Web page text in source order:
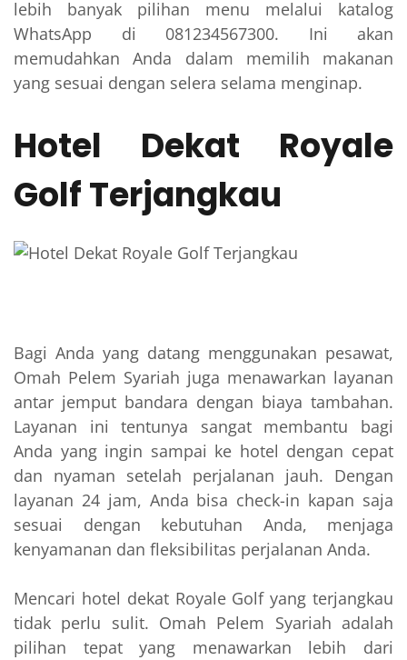
lebih banyak pilihan menu melalui katalog
WhatsApp di 081234567300. Ini akan
memudahkan Anda dalam memilih makanan
yang sesuai dengan selera selama menginap.
Hotel Dekat Royale
Golf Terjangkau
Bagi Anda yang datang menggunakan pesawat,
Omah Pelem Syariah juga menawarkan layanan
antar jemput bandara dengan biaya tambahan.
Layanan ini tentunya sangat membantu bagi
Anda yang ingin sampai ke hotel dengan cepat
dan nyaman setelah perjalanan jauh. Dengan
layanan 24 jam, Anda bisa check-in kapan saja
sesuai dengan kebutuhan Anda, menjaga
kenyamanan dan fleksibilitas perjalanan Anda.
Mencari hotel dekat Royale Golf yang terjangkau
tidak perlu sulit. Omah Pelem Syariah adalah
pilihan tepat yang menawarkan lebih dari